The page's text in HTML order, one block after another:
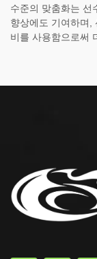
수준의 맞춤화는 선
향상에도 기여하며,
비를 사용함으로써